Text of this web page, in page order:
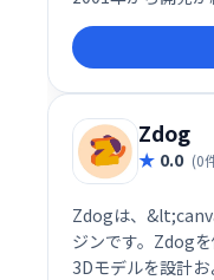
メッシュを細分
成できます。初心
る、シンプルで
Zdog
0.0 (0
Zdogは、
ジンです。Zdog
3Dモデルを設計お